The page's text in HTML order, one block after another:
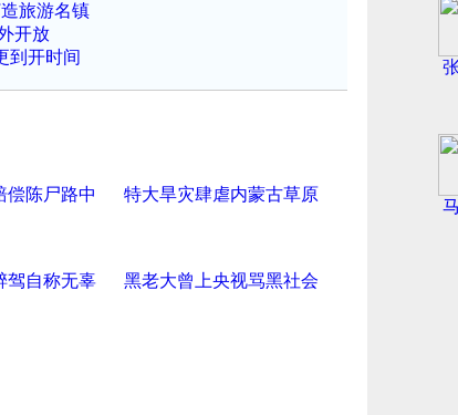
旅游名镇
开放
到开时间
偿陈尸路中 特大旱灾肆虐内蒙古草原
驾自称无辜 黑老大曾上央视骂黑社会